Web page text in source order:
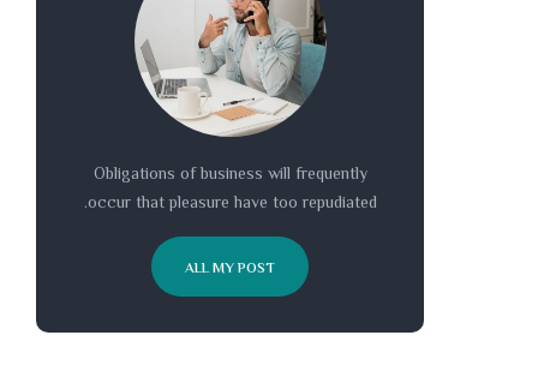
Obligations of business will frequently
occur that pleasure have too repudiated.
ALL MY POST